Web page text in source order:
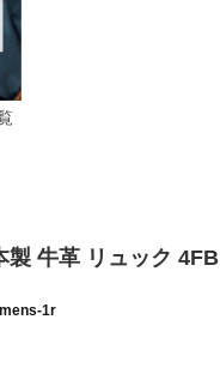
製 牛革 リュック 4FB
1r